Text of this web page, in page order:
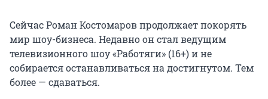
Сейчас Роман Костомаров продолжает покорять
мир шоу-бизнеса. Недавно он стал ведущим
телевизионного шоу «Работяги» (16+) и не
собирается останавливаться на достигнутом. Тем
более — сдаваться.